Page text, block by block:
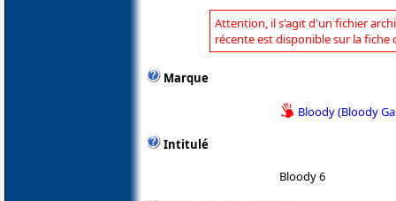
Attention, il s'agit d'un fichier
récente est disponible sur la fiche
Marque
Bloody (Bloody
Intitulé
Bloody 6